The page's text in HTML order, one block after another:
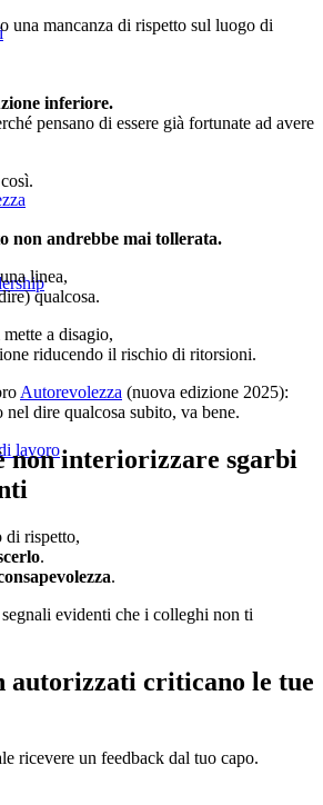
lavoro
una mancanza di rispetto sul luogo di
inferiore.
pensano di essere già fortunate ad avere
non andrebbe mai tollerata.
linea,
qualcosa.
a disagio,
riducendo il rischio di ritorsioni.
Autorevolezza (nuova edizione 2025):
nel dire qualcosa subito, va bene.
non interiorizzare sgarbi
di rispetto,
.
.
evidenti che i colleghi non ti
autorizzati criticano le tue
ricevere un feedback dal tuo capo.